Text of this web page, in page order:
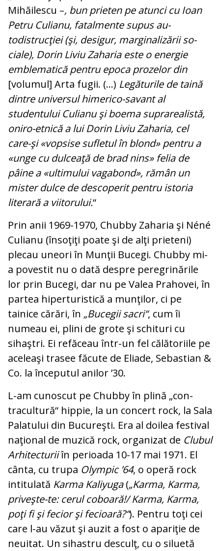
Mihăilescu –, bun prieten pe atunci cu Ioan
Petru Culianu, fatalmente supus au­
todistrucţiei (şi, desigur, marginalizării so­
ciale), Dorin Liviu Zaharia este o ener­gie
emblematică pentru epoca prozelor din
[volumul] Arta fugii. (...) Legăturile de taină
dintre universul himerico-sa­vant al
studentului Culianu şi boema su­prarealistă,
oniro-etnică a lui Dorin Li­viu Zaharia, cel
care-şi «vopsise sufletul în blond» pentru a
«unge cu dulceaţă de brad nins» felia de
pâine a «ultimului vagabond», rămân un
mister dulce de des­coperit pentru istoria
literară a vii­torului.“
Prin anii 1969-1970, Chubby Zaharia şi Néné
Culianu (însoţiţi poate şi de alţi pri­eteni)
plecau uneori în Munţii Bucegi. Chubby mi-
a povestit nu o dată despre pe­regrinările
lor prin Bucegi, dar nu pe Va­lea Prahovei, în
partea hiperturistică a mun­ţilor, ci pe
tainice cărări, în „Bucegii sa­cri“, cum îi
numeau ei, plini de grote şi schi­turi cu
sihaştri. Ei refăceau într-un fel că­lă­toriile pe
aceleaşi trasee făcute de Elia­de, Sebastian &
Co. la începutul anilor ’30.
L-am cunoscut pe Chubby în plină „con­
tracultură“ hippie, la un concert rock, la Sala
Palatului din Bucureşti. Era al doilea fes­tival
naţional de muzică rock, organizat de Clubul
Arhitecturiiîn perioada 10-17 mai 1971. El
cânta, cu trupa Olympic ’64, o operă rock
intitulată Karma Kaliyuga(„Karma, Karma,
priveşte-te: cerul co­boară!/ Karma, Karma,
poţi fi şi fecior şi fecioară?“). Pentru toţi cei
care l-au vă­zut şi auzit a fost o apariţie de
neuitat. Un sihastru desculţ, cu o siluetă